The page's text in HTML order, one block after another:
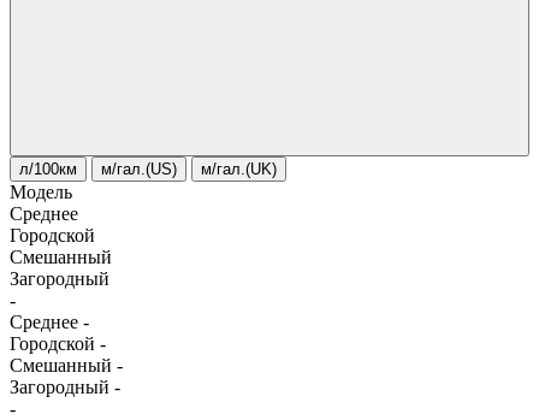
л/100км м/гал.(US) м/гал.(UK)
Модель
Среднее
Городской
Смешанный
Загородный
-
Среднее -
Городской -
Смешанный -
Загородный -
-